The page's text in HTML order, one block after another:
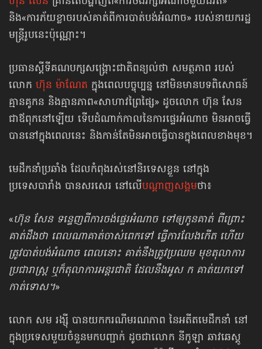
និង«ការភ័យខ្លាចរបស់គាត់​ពីការបាត់បង់​អំណាច» របស់​នាយករដ្ឋ
មន្ត្រី​រូបនេះ​ប៉ុណ្ណោះ។
ប្រធានស្ដីទីគណបក្សសង្គ្រោះជាតិ​ពន្យល់ថា សមត្ថភាព របស់
លោក ហ៊ុន ម៉ាណែត ក្នុងពេល​បច្ចុប្បន្ន នៅមិនមានបទពិសោធន៍
គ្មានគូកន និងគ្មានភាព«សាហាវព្រៃផ្សៃ» ដូចលោក ហ៊ុន សែន
ជាឪពុក​នៅឡើយ ទើប​​ដំណាក់​កាលនៃការផ្ទេរអំណាច មិនអាច​ធ្វើ
បាន​នៅក្នុងពេលនេះ និងកាន់តែ​មិនអាច​ធ្វើបាន​ក្នុងពេលខាងមុខ។
មេដឹកនាំប្រឆាំង ដែលកំពុងរស់នៅនិរទេសខ្លួន នៅក្នុង
ប្រទេសបារាំង បានសរសេរ នៅលើ​បណ្ដាញសង្គមថា៖
«ហ៊ុន សែន ទន្ទេញពីការចង់ផ្ទេរអំណាច ទៅឲ្យកូនគាត់ ពីព្រោះ
គាត់ដឹងថា ពេលណា​គាត់ចាស់​ពេកទៅ ធ្វើការលែងកើត ហើយ
ត្រូវបាត់បង់អំណាច ពេលនោះ គាត់នឹង​ត្រូវ​ប្រឈម មុខតុលាការ
ប្រជារាស្ត្រ ឬក៏តុលាការអន្តរជាតិ ដែលនឹងអូស ក គាត់យកទៅ​
កាត់ទោស។»
លោក សម រង្ស៊ី បានយកករណីមរណភាព នៃអតីតមេដឹកនាំ នៅ
ក្នុងប្រទេស​មួយ​ចំនួន​មកបញ្ជាក់ ដូចជាលោក នីកូឡា ឆាវឆេស្គូ